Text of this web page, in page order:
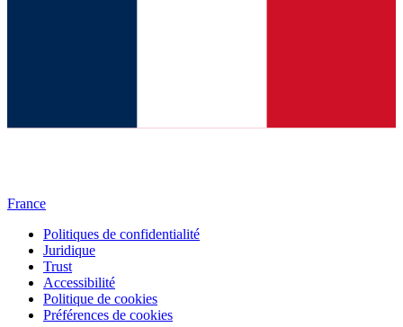
France
Politiques de confidentialité
Juridique
Trust
Accessibilité
Politique de cookies
Préférences de cookies